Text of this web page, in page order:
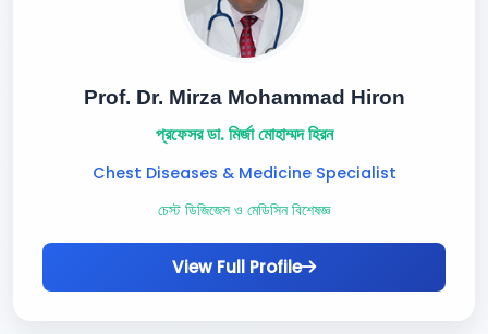
Prof. Dr. Mirza Mohammad Hiron
প্রফেসর ডা. মির্জা মোহাম্মদ হিরন
Chest Diseases & Medicine Specialist
চেস্ট ডিজিজেস ও মেডিসিন বিশেষজ্ঞ
View Full Profile